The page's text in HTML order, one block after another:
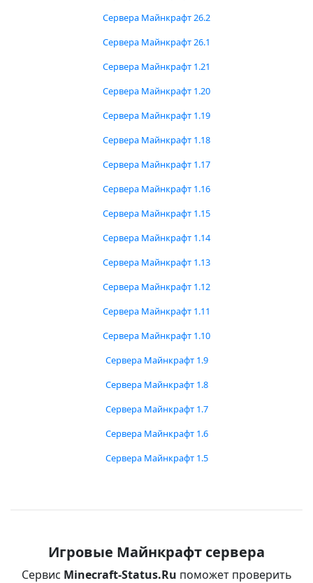
Сервера Майнкрафт 26.2
Сервера Майнкрафт 26.1
Сервера Майнкрафт 1.21
Сервера Майнкрафт 1.20
Сервера Майнкрафт 1.19
Сервера Майнкрафт 1.18
Сервера Майнкрафт 1.17
Сервера Майнкрафт 1.16
Сервера Майнкрафт 1.15
Сервера Майнкрафт 1.14
Сервера Майнкрафт 1.13
Сервера Майнкрафт 1.12
Сервера Майнкрафт 1.11
Сервера Майнкрафт 1.10
Сервера Майнкрафт 1.9
Сервера Майнкрафт 1.8
Сервера Майнкрафт 1.7
Сервера Майнкрафт 1.6
Сервера Майнкрафт 1.5
Игровые Майнкрафт сервера
Сервис Minecraft-Status.Ru поможет проверить